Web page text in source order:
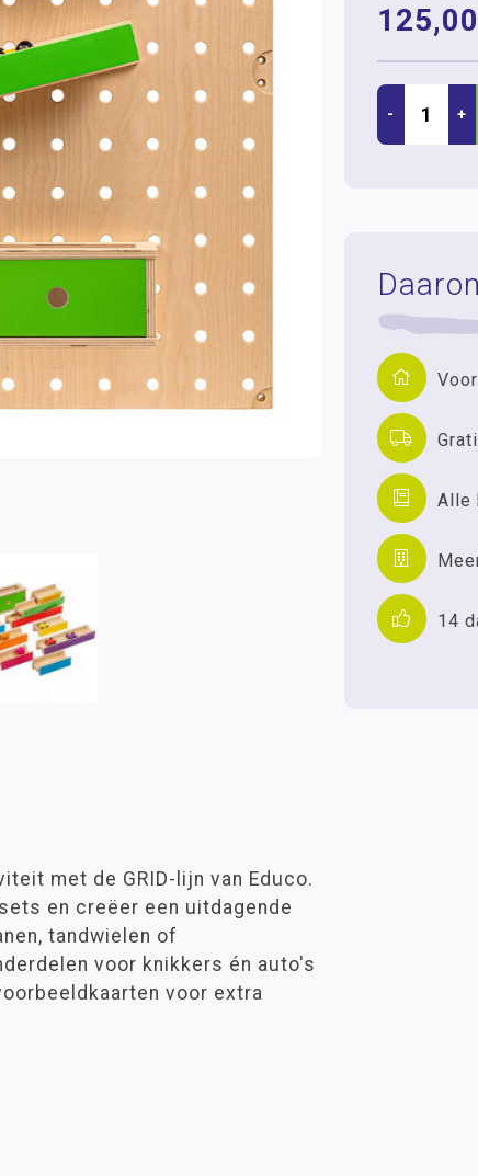
125,00
- +
Alle
14
met de GRID-lijn van Educo.
en creëer een uitdagende
tandwielen of
voor knikkers én auto's
voor extra